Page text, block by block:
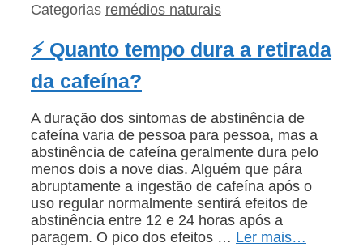
Categorias remédios naturais
⚡ Quanto tempo dura a retirada
da cafeína?
A duração dos sintomas de abstinência de
cafeína varia de pessoa para pessoa, mas a
abstinência de cafeína geralmente dura pelo
menos dois a nove dias. Alguém que pára
abruptamente a ingestão de cafeína após o
uso regular normalmente sentirá efeitos de
abstinência entre 12 e 24 horas após a
paragem. O pico dos efeitos … Ler mais…